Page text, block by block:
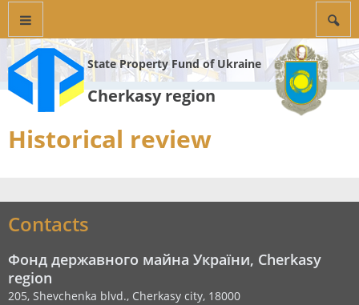
State Property Fund of Ukraine
Cherkasy region
Historical review
Contacts
Фонд державного майна України, Cherkasy
region
205, Shevchenka blvd., Cherkasy city, 18000